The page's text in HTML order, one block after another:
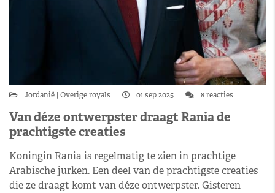
Jordanië Overige royals 01 sep 2025 8 reacties
Van déze ontwerpster draagt Rania de
prachtigste creaties
Koningin Rania is regelmatig te zien in prachtige
Arabische jurken. Een deel van de prachtigste creaties
die ze draagt komt van déze ontwerpster. Gisteren